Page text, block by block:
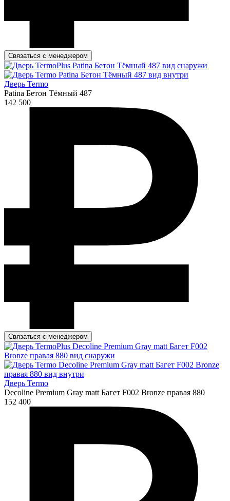
Связаться с менеджером
Дверь Termo
Patina Бетон Тёмный 487
142 500
Связаться с менеджером
Дверь Termo
Decoline Premium Gray matt Багет F002 Bronze правая 880
152 400